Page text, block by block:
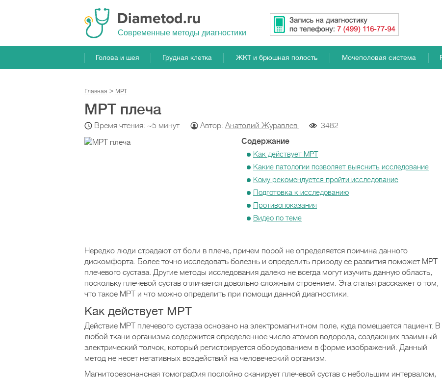
Cовременные методы диагностики
Голова и шея Грудная клетка ЖКТ и брюшная полость Мочеполовая система
Главная МРТ
МРТ плеча
Время чтения: ~5 минут Автор: Анатолий Журавлев
3482
Содержание
Как действует МРТ
Какие патологии позволяет выяснить исследование
Кому рекомендуется пройти исследование
Подготовка к исследованию
Противопоказания
Видео по теме
Нередко люди страдают от боли в плече, причем порой не определяется причина данного
дискомфорта. Более точно исследовать болезнь и определить природу ее развития поможет МРТ
плечевого сустава. Другие методы исследования далеко не всегда могут изучить данную область,
поскольку плечевой сустав отличается довольно сложным строением. Эта статья расскажет о том,
что такое МРТ и что можно определить при помощи данной диагностики.
Как действует МРТ
Действие МРТ плечевого сустава основано на электромагнитном поле, куда помещается пациент. В
любой ткани организма содержится определенное число атомов водорода, создающих взаимный
электрический толчок, который регистрируется оборудованием в форме изображений. Данный
метод не несет негативных воздействий на человеческий организм.
Магниторезонансная томография послойно сканирует плечевой сустав с небольшим интервалом,